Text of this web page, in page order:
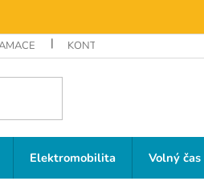
KONTAKTY
Elektromobilita Volný čas